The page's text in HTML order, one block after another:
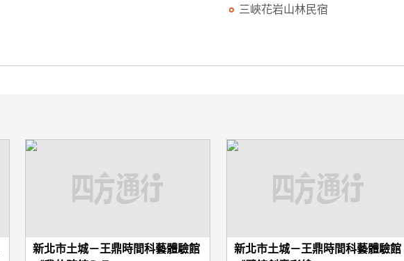
三峽花岩山林民宿
新北市土城－王鼎時間科藝體驗館
新北市土城－王鼎時間科藝體驗館